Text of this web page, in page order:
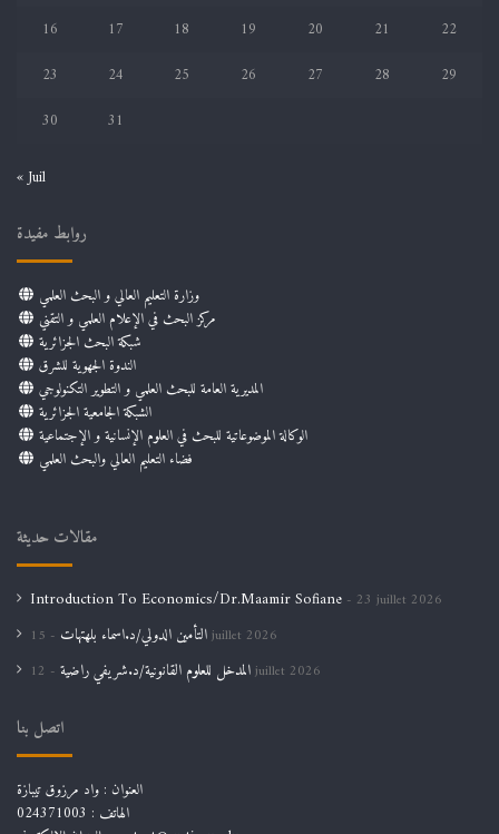
16
17 18 19 20 21
22
23
24 25 26 27 28
29
30
31
« Juil
روابط مفيدة
وزارة التعليم العالي و البحث العلمي
مركز البحث في الإعلام العلمي و التقني
شبكة البحث الجزائرية
الندوة الجهوية للشرق
المديرية العامة للبحث العلمي و التطوير التكنولوجي
الشبكة الجامعية الجزائرية
الوكالة الموضوعاتية للبحث في العلوم الإنسانية و الإجتماعية
فضاء التعليم العالي والبحث العلمي
مقالات حديثة
Introduction To Economics/Dr.Maamir Sofiane 23 juillet 2026
التأمين الدولي/د.اسماء بلهتهات15 juillet 2026
المدخل للعلوم القانونية/د.شريفي راضية12 juillet 2026
اتصل بنا
العنوان : واد مرزوق تيبازة
الهاتف : 024371003